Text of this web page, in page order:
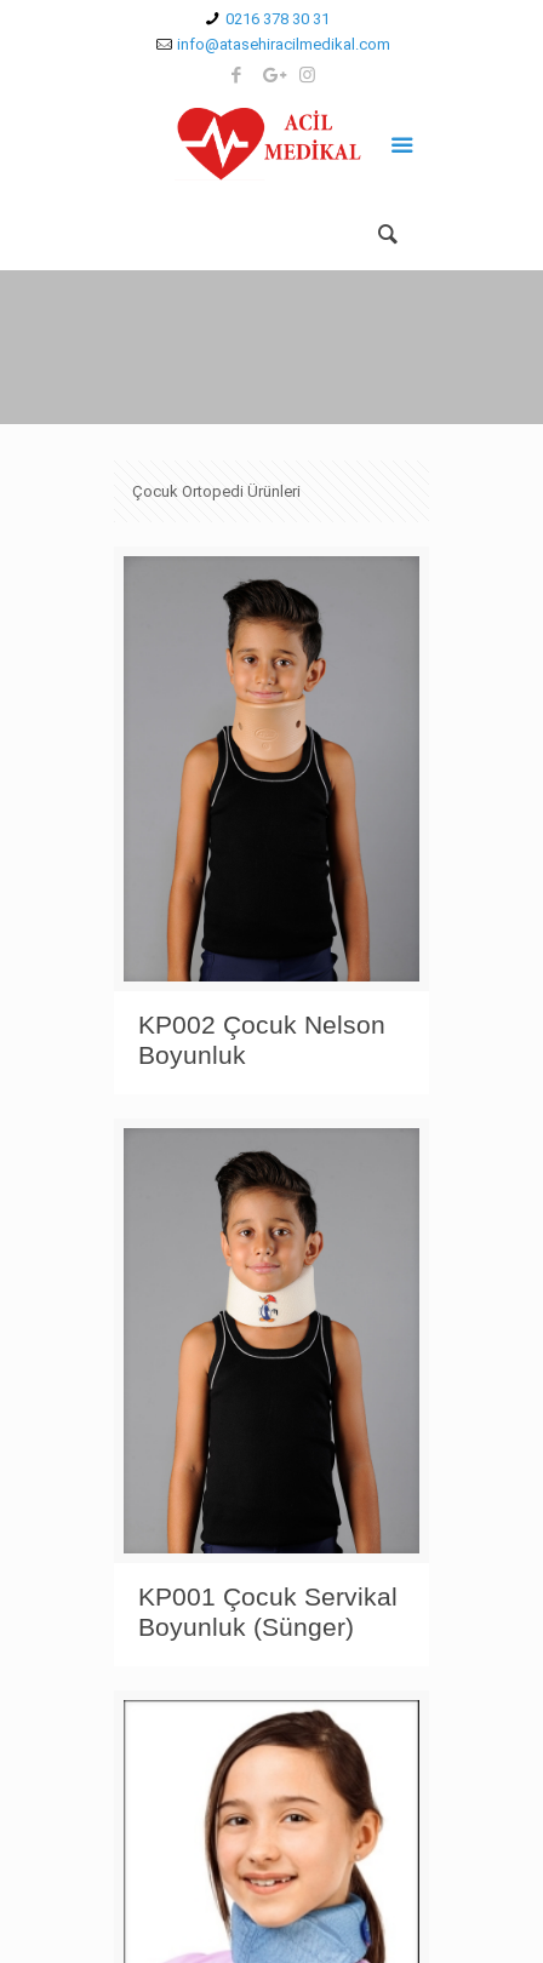
0216 378 30 31
info@atasehiracilmedikal.com
Çocuk Ortopedi Ürünleri
KP002 Çocuk Nelson
Boyunluk
KP001 Çocuk Servikal
Boyunluk (Sünger)